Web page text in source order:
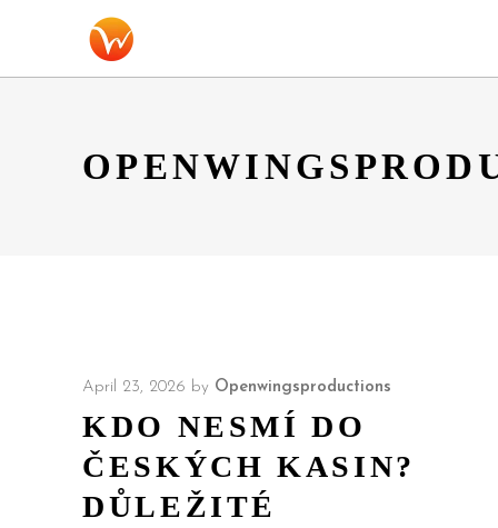
April 23, 2026 by Openwingsproductions
KDO NESMÍ DO
ČESKÝCH KASIN?
DŮLEŽITÉ